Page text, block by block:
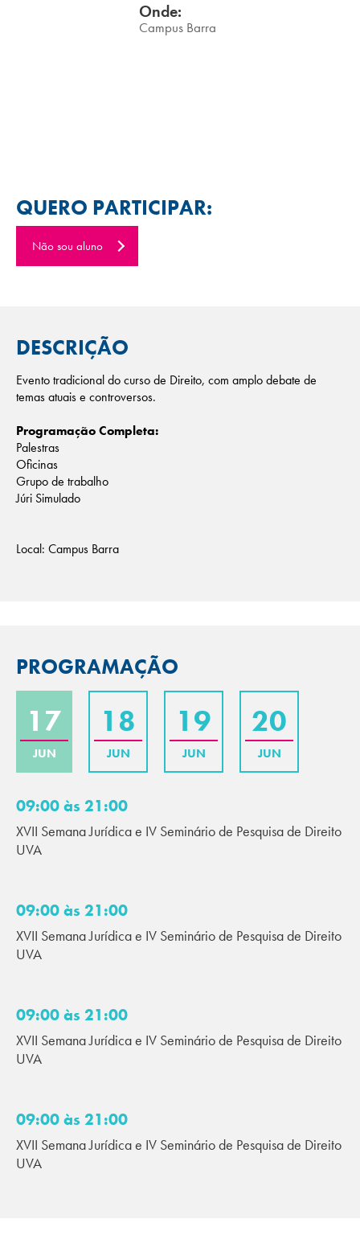
Onde:
Campus Barra
QUERO PARTICIPAR:
Não sou aluno
DESCRIÇÃO
Evento tradicional do curso de Direito, com amplo debate de
temas atuais e controversos.
Programação Completa:
Palestras
Oficinas
Grupo de trabalho
Júri Simulado
Local: Campus Barra
PROGRAMAÇÃO
17
JUN
18
JUN
19
JUN
20
JUN
09:00 às 21:00
XVII Semana Jurídica e IV Seminário de Pesquisa de Direito
UVA
09:00 às 21:00
XVII Semana Jurídica e IV Seminário de Pesquisa de Direito
UVA
09:00 às 21:00
XVII Semana Jurídica e IV Seminário de Pesquisa de Direito
UVA
09:00 às 21:00
XVII Semana Jurídica e IV Seminário de Pesquisa de Direito
UVA